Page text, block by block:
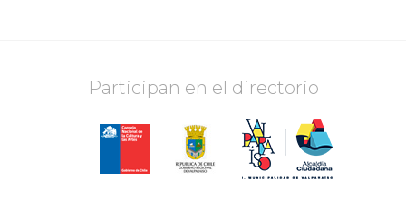
Participan en el directorio